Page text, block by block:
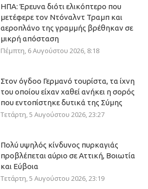
ΗΠΑ: Έρευνα διότι ελικόπτερο που
μετέφερε τον Ντόναλντ Τραμπ και
αεροπλάνο της γραμμής βρέθηκαν σε
μικρή απόσταση
Πέμπτη, 6 Αυγούστου 2026, 8:18
Στον όγδοο Γερμανό τουρίστα, τα ίχνη
του οποίου είχαν χαθεί ανήκει η σορός
που εντοπίστηκε δυτικά της Σύμης
Τετάρτη, 5 Αυγούστου 2026, 23:27
Πολύ υψηλός κίνδυνος πυρκαγιάς
προβλέπεται αύριο σε Αττική, Βοιωτία
και Εύβοια
Τετάρτη, 5 Αυγούστου 2026, 23:19